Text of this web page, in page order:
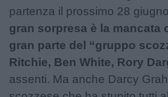
Serie A Elite
Campionati
Serie A
partenza il prossimo 28
gran sorpresa è la mancata
gran parte del “gruppo
Ritchie, Ben White, Rory
assenti. Ma anche Darcy